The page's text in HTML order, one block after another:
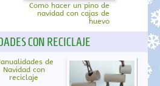
Como hacer un pino de
navidad con cajas de
huevo
CON RECICLAJE
de
Navidad con
reciclaje